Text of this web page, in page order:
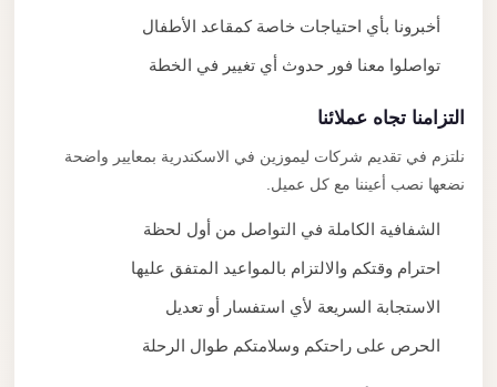
أخبرونا بأي احتياجات خاصة كمقاعد الأطفال
تواصلوا معنا فور حدوث أي تغيير في الخطة
التزامنا تجاه عملائنا
نلتزم في تقديم شركات ليموزين في الاسكندرية بمعايير واضحة
نضعها نصب أعيننا مع كل عميل.
الشفافية الكاملة في التواصل من أول لحظة
احترام وقتكم والالتزام بالمواعيد المتفق عليها
الاستجابة السريعة لأي استفسار أو تعديل
الحرص على راحتكم وسلامتكم طوال الرحلة